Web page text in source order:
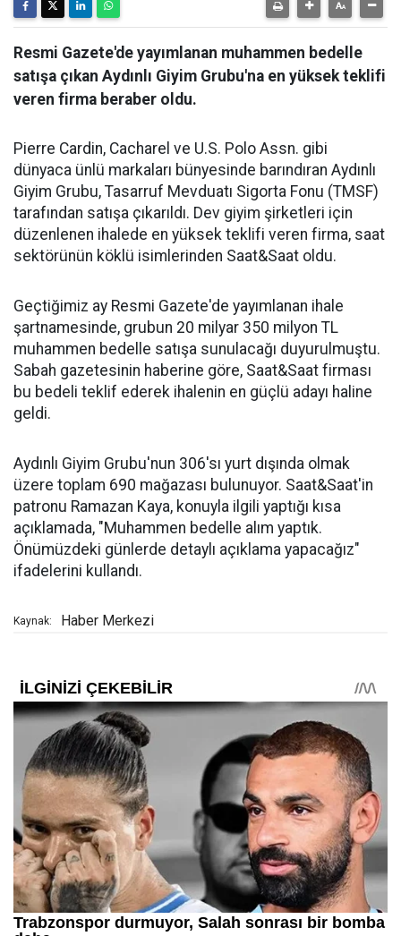
Resmi Gazete'de yayımlanan muhammen bedelle
satışa çıkan Aydınlı Giyim Grubu'na en yüksek teklifi
veren firma beraber oldu.
Pierre Cardin, Cacharel ve U.S. Polo Assn. gibi
dünyaca ünlü markaları bünyesinde barındıran Aydınlı
Giyim Grubu, Tasarruf Mevduatı Sigorta Fonu (TMSF)
tarafından satışa çıkarıldı. Dev giyim şirketleri için
düzenlenen ihalede en yüksek teklifi veren firma, saat
sektörünün köklü isimlerinden Saat&Saat oldu.
Geçtiğimiz ay Resmi Gazete'de yayımlanan ihale
şartnamesinde, grubun 20 milyar 350 milyon TL
muhammen bedelle satışa sunulacağı duyurulmuştu.
Sabah gazetesinin haberine göre, Saat&Saat firması
bu bedeli teklif ederek ihalenin en güçlü adayı haline
geldi.
Aydınlı Giyim Grubu'nun 306'sı yurt dışında olmak
üzere toplam 690 mağazası bulunuyor. Saat&Saat'in
patronu Ramazan Kaya, konuyla ilgili yaptığı kısa
açıklamada, "Muhammen bedelle alım yaptık.
Önümüzdeki günlerde detaylı açıklama yapacağız"
ifadelerini kullandı.
Kaynak: Haber Merkezi